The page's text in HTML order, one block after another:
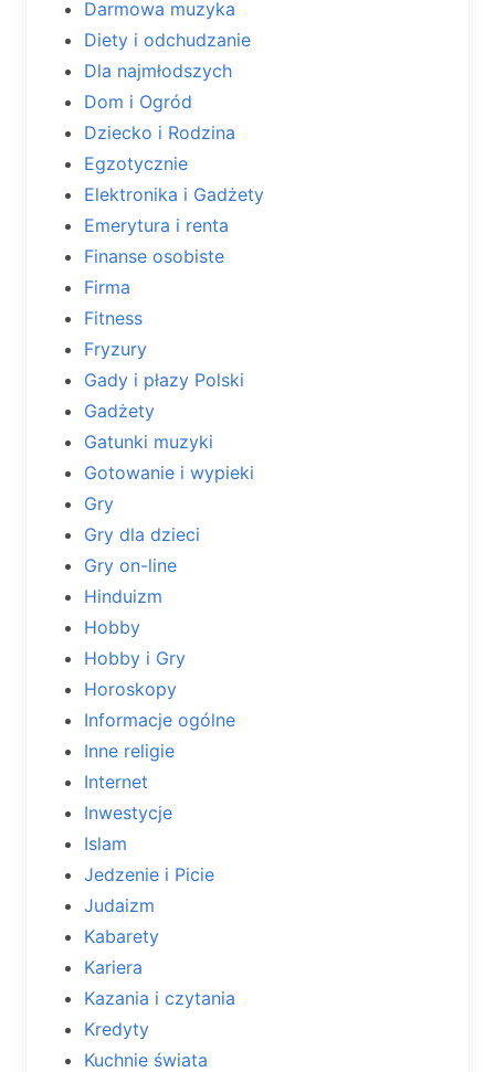
Darmowa muzyka
Diety i odchudzanie
Dla najmłodszych
Dom i Ogród
Dziecko i Rodzina
Egzotycznie
Elektronika i Gadżety
Emerytura i renta
Finanse osobiste
Firma
Fitness
Fryzury
Gady i płazy Polski
Gadżety
Gatunki muzyki
Gotowanie i wypieki
Gry
Gry dla dzieci
Gry on-line
Hinduizm
Hobby
Hobby i Gry
Horoskopy
Informacje ogólne
Inne religie
Internet
Inwestycje
Islam
Jedzenie i Picie
Judaizm
Kabarety
Kariera
Kazania i czytania
Kredyty
Kuchnie świata